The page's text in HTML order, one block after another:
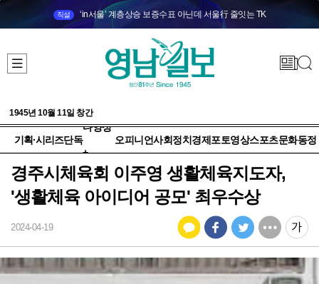
직설 ‘in서울’ 계층상승 보증수표 아닌데 서울行 줄잇는 TK
1945년 10월 11일 창간
기획·시리즈단독
다양성
+
오피니언사회정치 경제 포토영상스포츠문화동정
경주시체육회 이주영 생활체육지도자,
'생활체육 아이디어 공모' 최우수상
2024-04-19